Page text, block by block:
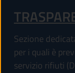
Sezione
per i quali è
servizio rifiuti